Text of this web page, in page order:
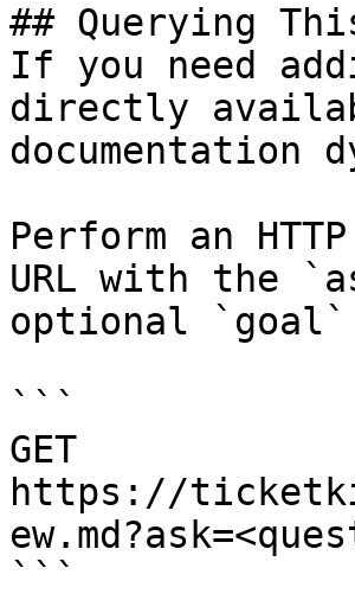
## Querying
If you need
directly
documentation
Perform an
URL with the
optional `goal`
```
GET
https://
```